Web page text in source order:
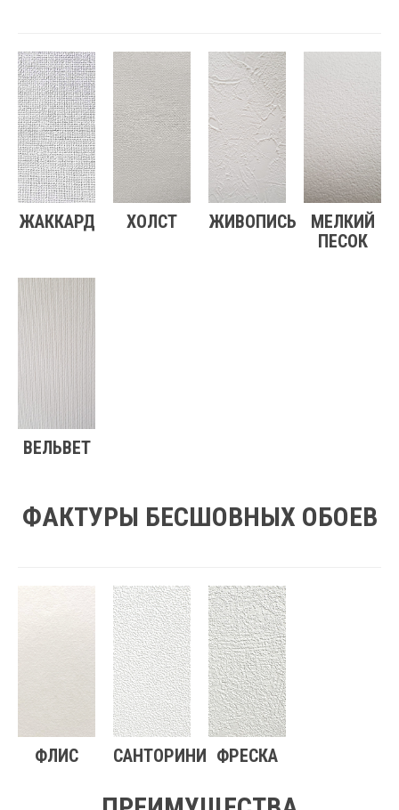
ЖАККАРД ХОЛСТ ЖИВОПИСЬ
МЕЛКИЙ
ПЕСОК
ВЕЛЬВЕТ
ФАКТУРЫ БЕСШОВНЫХ ОБОЕВ
ФЛИС САНТОРИНИ ФРЕСКА